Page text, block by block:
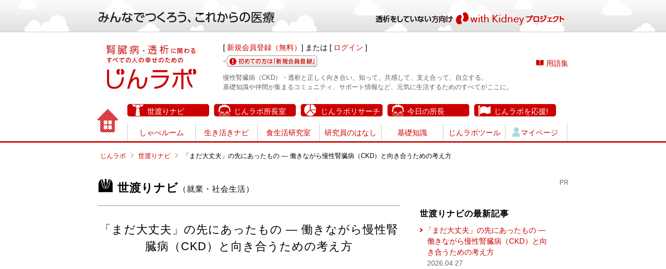
[ 新規会員登録（無料） ] または [ ログイン ]
用語集
慢性腎臓病（CKD）・透析と正しく向き合い、知って、共感して、支え合って、自立する。
基礎知識や仲間が集まるコミュニティ、サポート情報など、元気に生活するためのすべてがここに。
世渡りナビ じんラボ所長室 じんラボリサーチ 今日の所長 じんラボを応援!
しゃべルーム 生き活きナビ 食生活研究室 研究員のはなし 基礎知識 じんラボツール マイページ
じんラボ 世渡りナビ 「まだ大丈夫」の先にあったもの ― 働きながら慢性腎臓病（CKD）と向き合うための考え方
世渡りナビ （就業・社会生活）
「まだ大丈夫」の先にあったもの ― 働きながら慢性腎
臓病（CKD）と向き合うための考え方
PR
世渡りナビの最新記事
「まだ大丈夫」の先にあったもの ―
働きながら慢性腎臓病（CKD）と向
き合うための考え方
2026.04.27